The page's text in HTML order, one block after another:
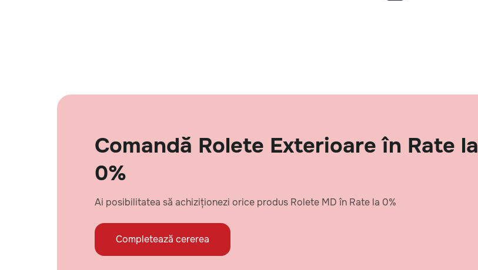
Comandă Rolete Exterioare în Rate la
0%
Ai posibilitatea să achiziționezi orice produs Rolete MD în Rate la 0%
Completează cererea